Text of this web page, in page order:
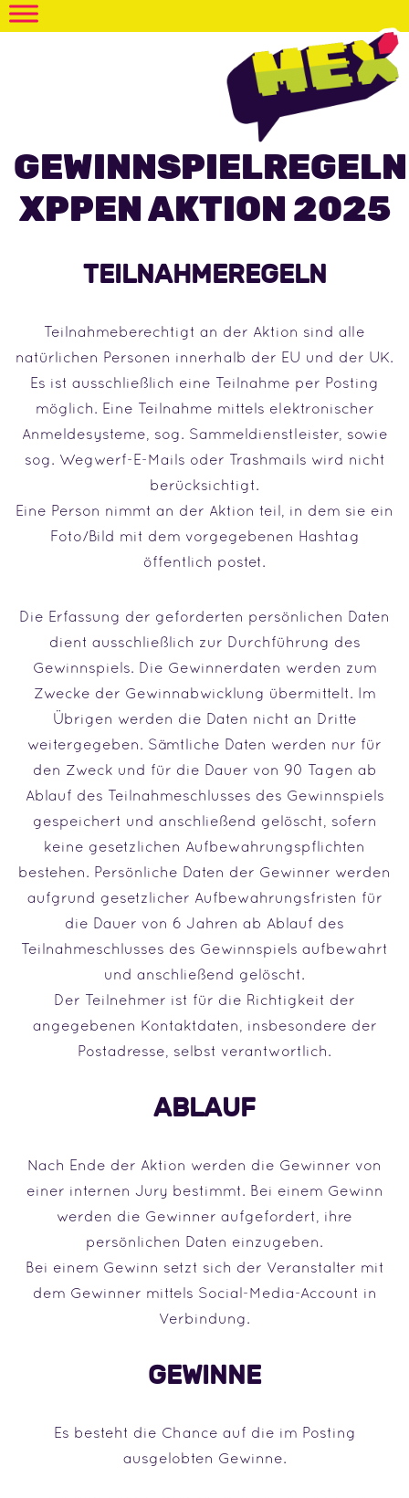
GEWINNSPIELREGELN
XPPEN AKTION 2025
TEILNAHMEREGELN
Teilnahmeberechtigt an der Aktion sind alle
natürlichen Personen innerhalb der EU und der UK.
Es ist ausschließlich eine Teilnahme per Posting
möglich. Eine Teilnahme mittels elektronischer
Anmeldesysteme, sog. Sammeldienstleister, sowie
sog. Wegwerf-E-Mails oder Trashmails wird nicht
berücksichtigt.
Eine Person nimmt an der Aktion teil, in dem sie ein
Foto/Bild mit dem vorgegebenen Hashtag
öffentlich postet.
Die Erfassung der geforderten persönlichen Daten
dient ausschließlich zur Durchführung des
Gewinnspiels. Die Gewinnerdaten werden zum
Zwecke der Gewinnabwicklung übermittelt. Im
Übrigen werden die Daten nicht an Dritte
weitergegeben. Sämtliche Daten werden nur für
den Zweck und für die Dauer von 90 Tagen ab
Ablauf des Teilnahmeschlusses des Gewinnspiels
gespeichert und anschließend gelöscht, sofern
keine gesetzlichen Aufbewahrungspflichten
bestehen. Persönliche Daten der Gewinner werden
aufgrund gesetzlicher Aufbewahrungsfristen für
die Dauer von 6 Jahren ab Ablauf des
Teilnahmeschlusses des Gewinnspiels aufbewahrt
und anschließend gelöscht.
Der Teilnehmer ist für die Richtigkeit der
angegebenen Kontaktdaten, insbesondere der
Postadresse, selbst verantwortlich.
ABLAUF
Nach Ende der Aktion werden die Gewinner von
einer internen Jury bestimmt. Bei einem Gewinn
werden die Gewinner aufgefordert, ihre
persönlichen Daten einzugeben.
Bei einem Gewinn setzt sich der Veranstalter mit
dem Gewinner mittels Social-Media-Account in
Verbindung.
GEWINNE
Es besteht die Chance auf die im Posting
ausgelobten Gewinne.